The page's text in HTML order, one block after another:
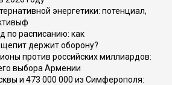
энергетики: потенциал,
по расписанию: как
держит оборону?
против российских миллиардов:
выбора Армении
и 473 000 000 из Симферополя: